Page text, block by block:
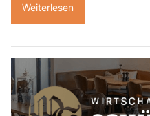
Weiterlesen